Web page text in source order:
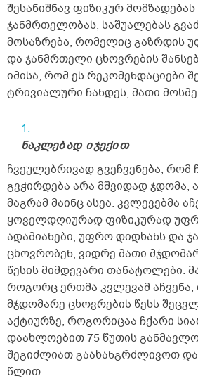
შესანიშნავ ფიზიკურ
ჯანმრთელობას, საშუალებას
მოსაზრება, რომელიც გაზრდის
და ჯანმრთელი ცხოვრების
იმისა, რომ ეს რეკომენდაციები
ტრივიალური ჩანდეს, მათი
ნაკლებად იჯექით
ჩვეულებრივად გვეჩვენება,
გვჭირდება არა მშვიდად ჯდომა,
მაგრამ მაინც ასეა. კვლევებმა
ყოველდღიურად ფიზიკურად
ადამიანები, უფრო დიდხანს და
ცხოვრობენ, ვიდრე მათი
წესის მიმდევარი თანატოლები.
როგორც ერთმა კვლევამ აჩვენა,
მჯდომარე ცხოვრების წესს
აქტიურზე, როგორიცაა ჩქარი
დაახლოებით 75 წუთის
შეგიძლიათ გაახანგრძლივოთ
წლით.